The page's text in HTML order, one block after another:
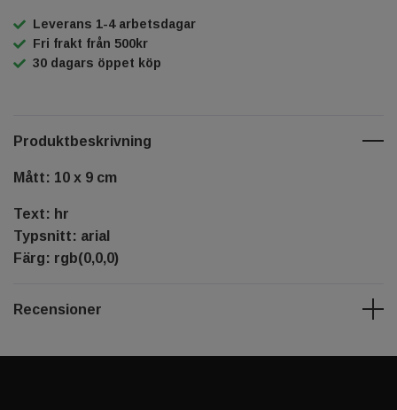
Leverans 1-4 arbetsdagar
Fri frakt från 500kr
30 dagars öppet köp
Produktbeskrivning
Mått: 10 x 9 cm
Text: hr
Typsnitt: arial
Färg: rgb(0,0,0)
Recensioner